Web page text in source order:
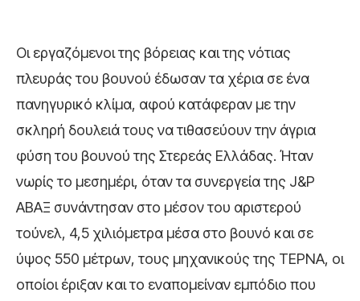
Οι εργαζόμενοι της βόρειας και της νότιας
πλευράς του βουνού έδωσαν τα χέρια σε ένα
πανηγυρικό κλίμα, αφού κατάφεραν με την
σκληρή δουλειά τους να τιθασεύουν την άγρια
φύση του βουνού της Στερεάς Ελλάδας. Ήταν
νωρίς το μεσημέρι, όταν τα συνεργεία της J&P
ΑΒΑΞ συνάντησαν στο μέσον του αριστερού
τούνελ, 4,5 χιλιόμετρα μέσα στο βουνό και σε
ύψος 550 μέτρων, τους μηχανικούς της ΤΕΡΝΑ, οι
οποίοι έριξαν και το εναπομείναν εμπόδιο που